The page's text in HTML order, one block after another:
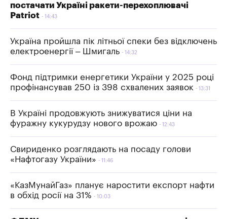
постачати Україні ракети-перехоплювачі
Patriot
14:43
Україна пройшла пік літньої спеки без відключень
електроенергії – Шмигаль
14:32
Фонд підтримки енергетики України у 2025 році
профінансував 250 із 398 схвалених заявок
13:31
В Україні продовжують знижуватися ціни на
фуражну кукурудзу нового врожаю
12:43
Свириденко розглядають на посаду голови
«Нафтогазу України»
11:46
«КазМунайГаз» планує наростити експорт нафти
в обхід росії на 31%
10:03